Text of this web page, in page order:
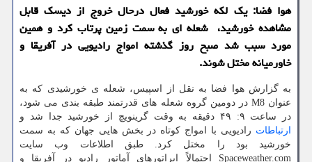
هوا فضا: یک لکه خورشید فعال درحال خروج از دیسک قابل
مشاهده خورشید، شعله ای به سمت زمین پرتاب کرد و همین
مورد سبب شد صبح روز گذشته امواج رادیویی در آفریقا و
خاورمیانه مختل شوند.
به گزارش هوا فضا به نقل از اسپیس، شعله ی خورشیدی که به
عنوان M8 در دومین گروه شعله های قدرتمند طبقه بندی می شود،
در ساعت ۹: ۴۹ دقیقه به وقت گرینویچ از خورشید جدا شد و
ارتباطات رادیویی با امواج کوتاه در بخش هایی جهان که به سمت
خورشید بود را مختل کرد. طبق اطلاعات وب سایت
Spaceweather.com احتمالاً اپراتورهای آماتور رادیو در آفریقا و